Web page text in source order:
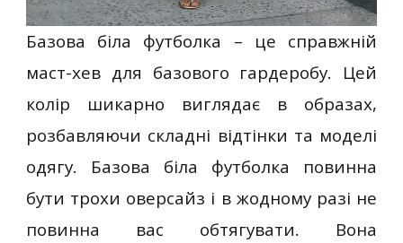
Базова біла футболка – це справжній
маст-хев для базового гардеробу. Цей
колір шикарно виглядає в образах,
розбавляючи складні відтінки та моделі
одягу. Базова біла футболка повинна
бути трохи оверсайз і в жодному разі не
повинна вас обтягувати. Вона